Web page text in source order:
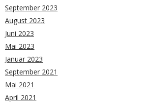
September 2023
August 2023
Juni 2023
Mai 2023
Januar 2023
September 2021
Mai 2021
April 2021